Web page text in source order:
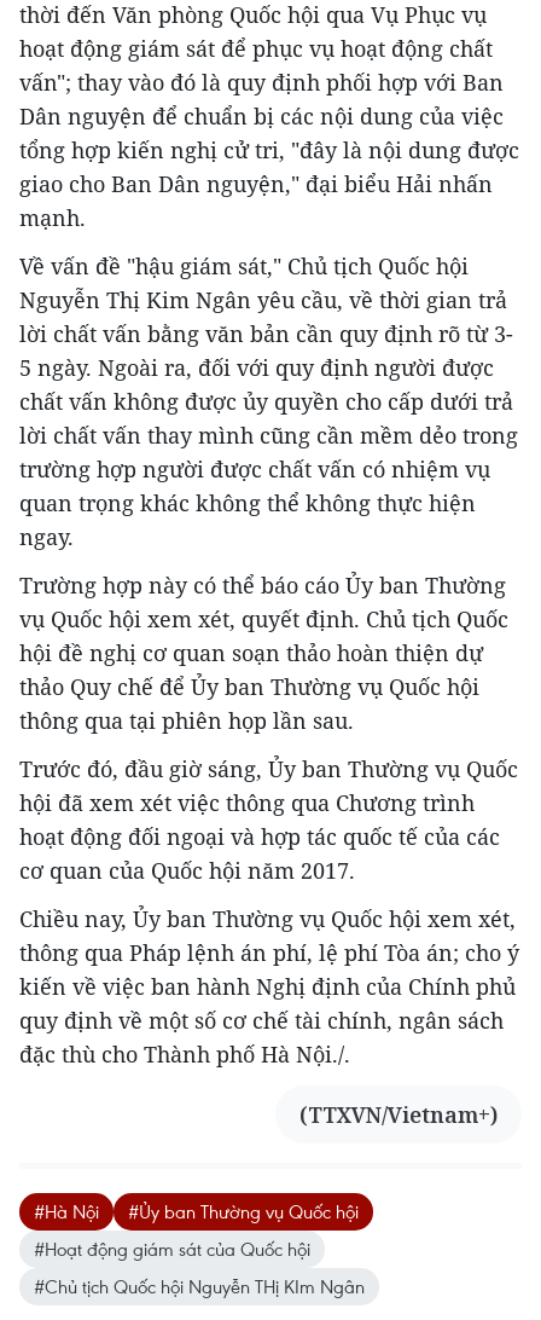
thời đến Văn phòng Quốc hội qua Vụ Phục vụ
hoạt động giám sát để phục vụ hoạt động chất
vấn"; thay vào đó là quy định phối hợp với Ban
Dân nguyện để chuẩn bị các nội dung của việc
tổng hợp kiến nghị cử tri, "đây là nội dung được
giao cho Ban Dân nguyện," đại biểu Hải nhấn
mạnh.
Về vấn đề "hậu giám sát," Chủ tịch Quốc hội
Nguyễn Thị Kim Ngân yêu cầu, về thời gian trả
lời chất vấn bằng văn bản cần quy định rõ từ 3-
5 ngày. Ngoài ra, đối với quy định người được
chất vấn không được ủy quyền cho cấp dưới trả
lời chất vấn thay mình cũng cần mềm dẻo trong
trường hợp người được chất vấn có nhiệm vụ
quan trọng khác không thể không thực hiện
ngay.
Trường hợp này có thể báo cáo Ủy ban Thường
vụ Quốc hội xem xét, quyết định. Chủ tịch Quốc
hội đề nghị cơ quan soạn thảo hoàn thiện dự
thảo Quy chế để Ủy ban Thường vụ Quốc hội
thông qua tại phiên họp lần sau.
Trước đó, đầu giờ sáng, Ủy ban Thường vụ Quốc
hội đã xem xét việc thông qua Chương trình
hoạt động đối ngoại và hợp tác quốc tế của các
cơ quan của Quốc hội năm 2017.
Chiều nay, Ủy ban Thường vụ Quốc hội xem xét,
thông qua Pháp lệnh án phí, lệ phí Tòa án; cho ý
kiến về việc ban hành Nghị định của Chính phủ
quy định về một số cơ chế tài chính, ngân sách
đặc thù cho Thành phố Hà Nội./.
(TTXVN/Vietnam+)
#Hà Nội
#Ủy ban Thường vụ Quốc hội
#Hoạt động giám sát của Quốc hội
#Chủ tịch Quốc hội Nguyễn THị KIm Ngân